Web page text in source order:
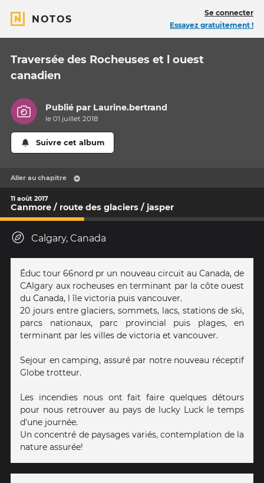
NOTOS
Se connecter
Essayez gratuitement !
Traversée des Rocheuses et l ouest
canadien
Publié par Laurine.bertrand
le 01 juillet 2018
Suivre cet album
Aller au chapitre
11 août 2017
Canmore / route des glaciers / jasper
Calgary, Canada
Éduc tour 66nord pr un nouveau circuit au Canada, de
CAlgary aux rocheuses en terminant par la côte ouest
du Canada, l île victoria puis vancouver.
20 jours entre glaciers, sommets, lacs, stations de ski,
parcs nationaux, parc provincial puis plages, en
terminant par les villes de victoria et vancouver.
Sejour en camping, assuré par notre nouveau réceptif
Globe trotteur.
Les incendies nous ont fait faire quelques détours
pour nous retrouver au pays de lucky Luck le temps
d'une journée.
Un concentré de paysages variés, contemplation de la
nature assurée!